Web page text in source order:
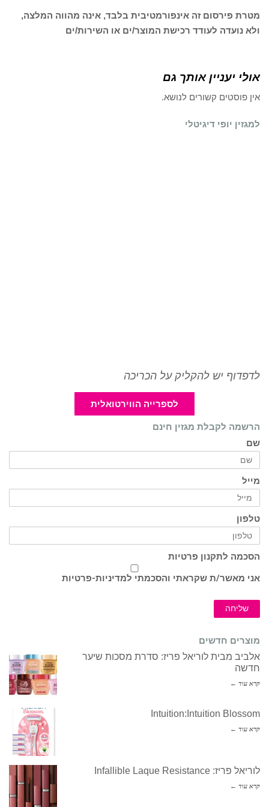
מטרת פירסום זה אינפורמטיבית בלבד, אינה מהווה המלצה,
ולא נועדה לעודד רכישת המוצר/ים או השירות/ים
אולי יעניין אותך גם
אין פוסטים קשורים לנושא.
למגזין יופי דיגיטלי
לדפדוף יש להקליק על הכריכה
לספרייה הווירטואלית
הרשמה לקבלת מגזין חינם
שם
מייל
טלפון
הסכמה לתקנון פרטיות
אני מאשר/ת שקראתי והסכמתי למדיניות-פרטיות
שליחה
מוצרים חדשים
אלביב מבית לוריאל פריז: סדרת מסכות שיער
חדשה
קרא עוד ←
Intuition:Intuition Blossom
קרא עוד ←
לוריאל פריז: Infallible Laque Resistance
קרא עוד ←